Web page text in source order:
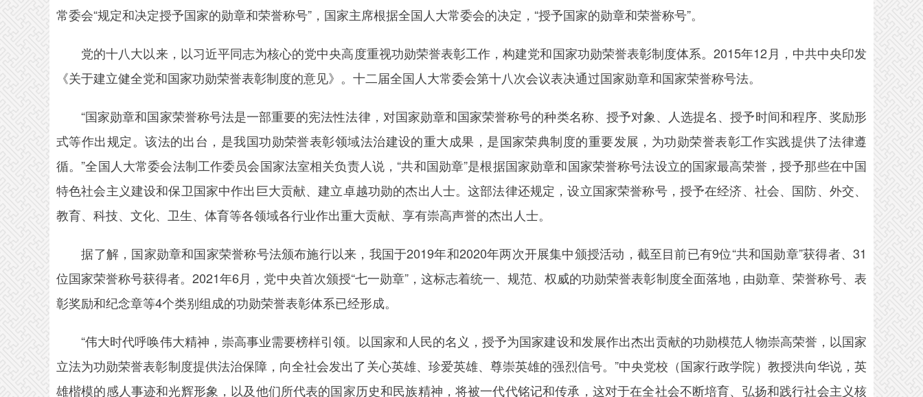
常委会“规定和决定授予国家的勋章和荣誉称号”，国家主席根据全国人大常委会的决定，“授予国家的勋章和荣誉称号”。
党的十八大以来，以习近平同志为核心的党中央高度重视功勋荣誉表彰工作，构建党和国家功勋荣誉表彰制度体系。2015年12月，中共中央印发
《关于建立健全党和国家功勋荣誉表彰制度的意见》。十二届全国人大常委会第十八次会议表决通过国家勋章和国家荣誉称号法。
“国家勋章和国家荣誉称号法是一部重要的宪法性法律，对国家勋章和国家荣誉称号的种类名称、授予对象、人选提名、授予时间和程序、奖励形
式等作出规定。该法的出台，是我国功勋荣誉表彰领域法治建设的重大成果，是国家荣典制度的重要发展，为功勋荣誉表彰工作实践提供了法律遵
循。”全国人大常委会法制工作委员会国家法室相关负责人说，“共和国勋章”是根据国家勋章和国家荣誉称号法设立的国家最高荣誉，授予那些在中国
特色社会主义建设和保卫国家中作出巨大贡献、建立卓越功勋的杰出人士。这部法律还规定，设立国家荣誉称号，授予在经济、社会、国防、外交、
教育、科技、文化、卫生、体育等各领域各行业作出重大贡献、享有崇高声誉的杰出人士。
据了解，国家勋章和国家荣誉称号法颁布施行以来，我国于2019年和2020年两次开展集中颁授活动，截至目前已有9位“共和国勋章”获得者、31
位国家荣誉称号获得者。2021年6月，党中央首次颁授“七一勋章”，这标志着统一、规范、权威的功勋荣誉表彰制度全面落地，由勋章、荣誉称号、表
彰奖励和纪念章等4个类别组成的功勋荣誉表彰体系已经形成。
“伟大时代呼唤伟大精神，崇高事业需要榜样引领。以国家和人民的名义，授予为国家建设和发展作出杰出贡献的功勋模范人物崇高荣誉，以国家
立法为功勋荣誉表彰制度提供法治保障，向全社会发出了关心英雄、珍爱英雄、尊崇英雄的强烈信号。”中央党校（国家行政学院）教授洪向华说，英
雄楷模的感人事迹和光辉形象，以及他们所代表的国家历史和民族精神，将被一代代铭记和传承，这对于在全社会不断培育、弘扬和践行社会主义核